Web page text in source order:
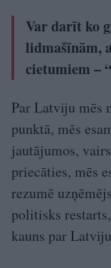
Var darīt ko
lidmašīnām,
cietumiem –
Par Latviju mēs
punktā, mēs
jautājumos,
priecāties, mēs
rezumē
politisks
kauns par